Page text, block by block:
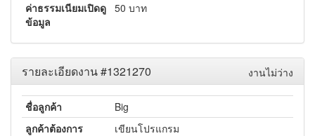
ค่าธรรมเนียมเปิดดู
ข้อมูล
50 บาท
งานไม่ว่าง
รายละเอียดงาน #1321270
ชื่อลูกค้า
Big
ลูกค้าต้องการ
เขียนโปรแกรม